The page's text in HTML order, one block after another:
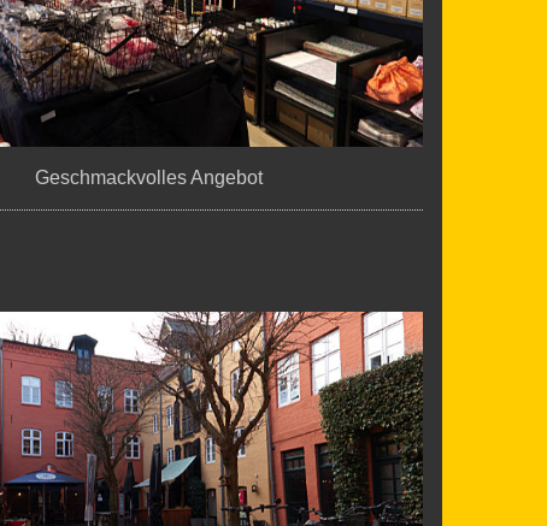
Geschmackvolles Angebot